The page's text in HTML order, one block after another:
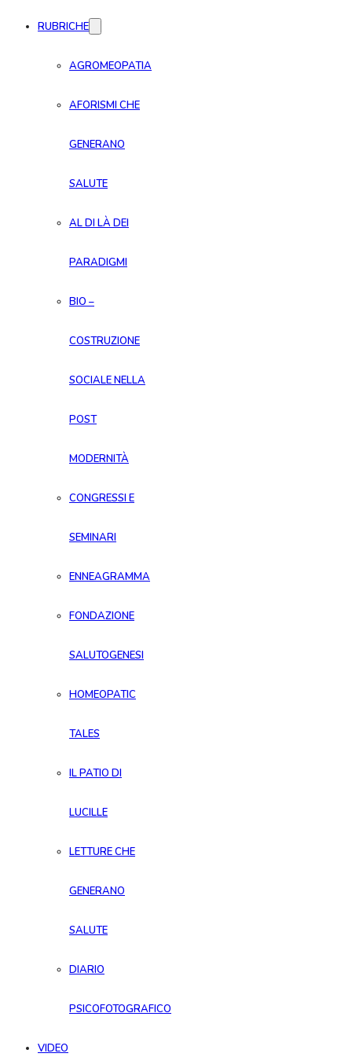
RUBRICHE
AGROMEOPATIA
AFORISMI CHE
GENERANO
SALUTE
AL DI LÀ DEI
PARADIGMI
BIO –
COSTRUZIONE
SOCIALE NELLA
POST
MODERNITÀ
CONGRESSI E
SEMINARI
ENNEAGRAMMA
FONDAZIONE
SALUTOGENESI
HOMEOPATIC
TALES
IL PATIO DI
LUCILLE
LETTURE CHE
GENERANO
SALUTE
DIARIO
PSICOFOTOGRAFICO
VIDEO